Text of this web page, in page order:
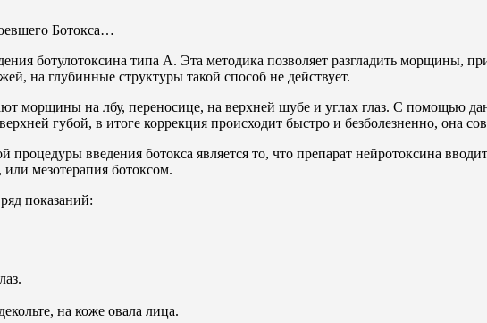
Ботокса…
ботулотоксина типа А. Эта методика позволяет разгладить морщины,
на глубинные структуры такой способ не действует.
морщины на лбу, переносице, на верхней шубе и углах глаз. С помощью
губой, в итоге коррекция происходит быстро и безболезненно, она
процедуры введения ботокса является то, что препарат нейротоксина
мезотерапия ботоксом.
показаний:
на коже овала лица.